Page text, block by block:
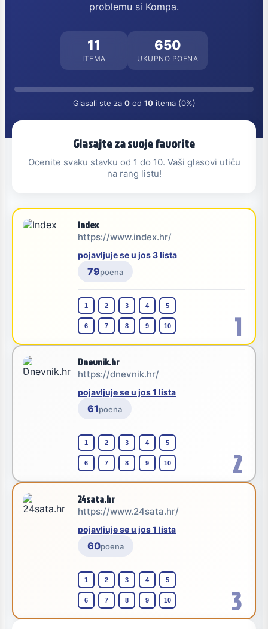
problemu si Kompa.
11
ITEMA
650
UKUPNO POENA
Glasali ste za 0od 10itema (0%)
Glasajte za svoje favorite
Ocenite svaku stavku od 1 do 10. Vaši glasovi utiču
na rang listu!
1
Index
https://www.index.hr/
pojavljuje se u jos 3 lista
79poena
1 2 3 4 5
6 7 8 9 10
2
Dnevnik.hr
https://dnevnik.hr/
pojavljuje se u jos 1 lista
61poena
1 2 3 4 5
6 7 8 9 10
3
24sata.hr
https://www.24sata.hr/
pojavljuje se u jos 1 lista
60poena
1 2 3 4 5
6 7 8 9 10